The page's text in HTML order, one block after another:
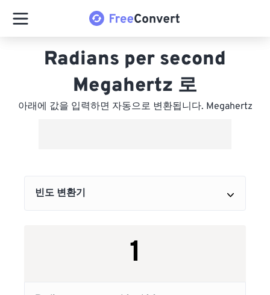
Radians per second
Megahertz 로
아래에 값을 입력하면 자동으로 변환됩니다. Megahertz